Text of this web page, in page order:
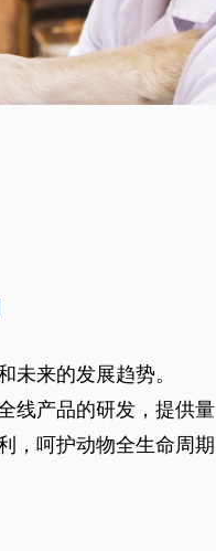
未来的发展趋势。
线产品的研发，提供量
，呵护动物全生命周期